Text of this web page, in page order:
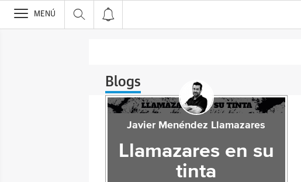
>
MENÚ
Blogs
Javier Menéndez Llamazares
Llamazares en su
tinta